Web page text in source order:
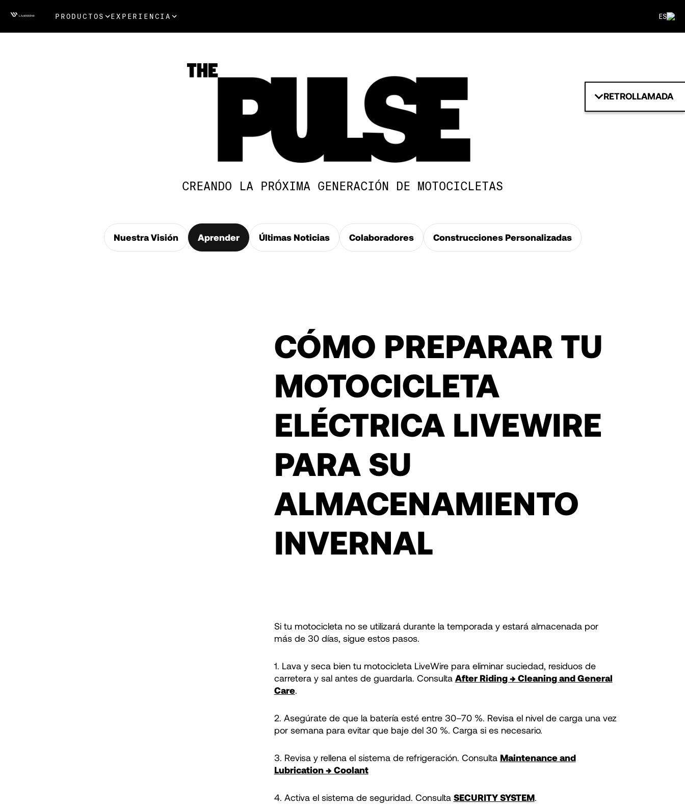
PRODUCTOS EXPERIENCIA ES
RETROLLAMADA
CREANDO LA PRÓXIMA GENERACIÓN DE MOTOCICLETAS
Nuestra Visión Aprender Últimas Noticias Colaboradores Construcciones Personalizadas
CÓMO PREPARAR TU
MOTOCICLETA
ELÉCTRICA LIVEWIRE
PARA SU
ALMACENAMIENTO
INVERNAL
Si tu motocicleta no se utilizará durante la temporada y estará almacenada por
más de 30 días, sigue estos pasos.
1. Lava y seca bien tu motocicleta LiveWire para eliminar suciedad, residuos de
carretera y sal antes de guardarla. Consulta After Riding → Cleaning and General
Care.
2. Asegúrate de que la batería esté entre 30–70 %. Revisa el nivel de carga una vez
por semana para evitar que baje del 30 %. Carga si es necesario.
3. Revisa y rellena el sistema de refrigeración. Consulta Maintenance and
Lubrication → Coolant
4. Activa el sistema de seguridad. Consulta SECURITY SYSTEM.